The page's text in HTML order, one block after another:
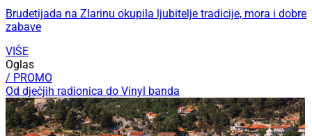
Brudetijada na Zlarinu okupila ljubitelje tradicije, mora i dobre
zabave
VIŠE
Oglas
/ PROMO
Od dječjih radionica do Vinyl banda